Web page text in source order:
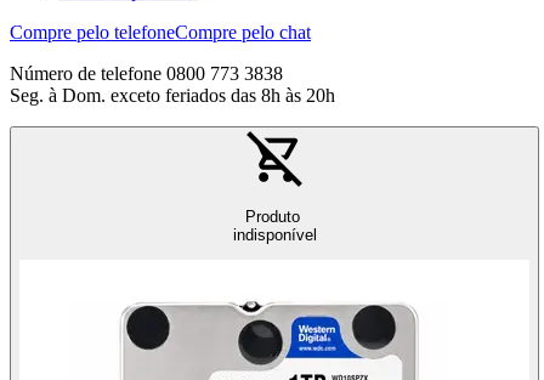
Compre pelo telefoneCompre pelo chat
Número de telefone 0800 773 3838
Seg. à Dom. exceto feriados das 8h às 20h
Produto
indisponível